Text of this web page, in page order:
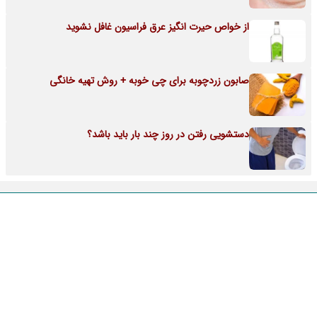
از خواص حیرت انگیز عرق فراسیون غافل نشوید
صابون زردچوبه برای چی خوبه + روش تهیه خانگی
دستشویی رفتن در روز چند بار باید باشد؟